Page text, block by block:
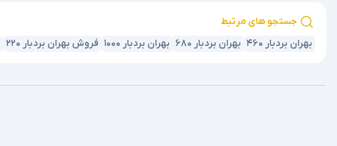
جستجو های مرتبط
بهران بردبار 460
بهران بردبار 680 بهران بردبار 1000 فروش بهران بردبار 220